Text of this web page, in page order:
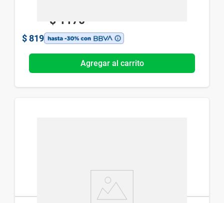
$ 1170
$ 819
Agregar al carrito